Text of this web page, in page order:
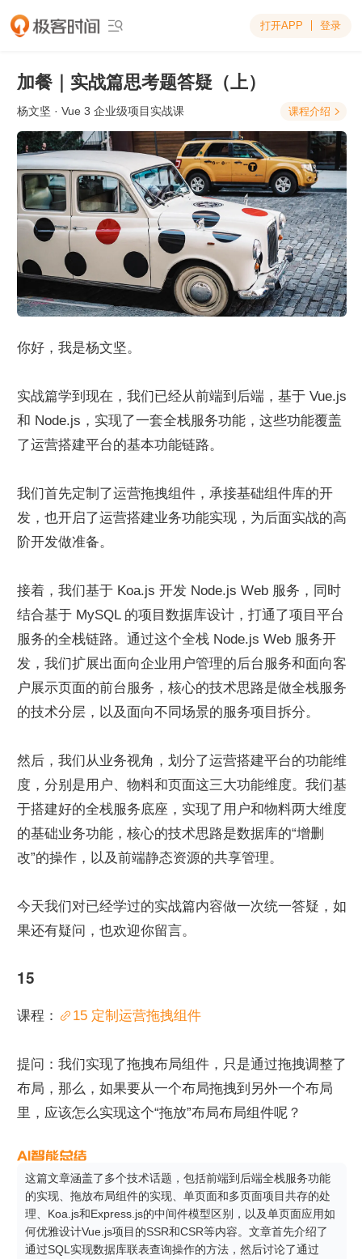
 打开APP 登录
加餐｜实战篇思考题答疑（上）
杨文坚 · Vue 3 企业级项目实战课 课程介绍 
你好，我是杨文坚。
实战篇学到现在，我们已经从前端到后端，基于 Vue.js
和 Node.js，实现了一套全栈服务功能，这些功能覆盖
了运营搭建平台的基本功能链路。
我们首先定制了运营拖拽组件，承接基础组件库的开
发，也开启了运营搭建业务功能实现，为后面实战的高
阶开发做准备。
接着，我们基于 Koa.js 开发 Node.js Web 服务，同时
结合基于 MySQL 的项目数据库设计，打通了项目平台
服务的全栈链路。通过这个全栈 Node.js Web 服务开
发，我们扩展出面向企业用户管理的后台服务和面向客
户展示页面的前台服务，核心的技术思路是做全栈服务
的技术分层，以及面向不同场景的服务项目拆分。
然后，我们从业务视角，划分了运营搭建平台的功能维
度，分别是用户、物料和页面这三大功能维度。我们基
于搭建好的全栈服务底座，实现了用户和物料两大维度
的基础业务功能，核心的技术思路是数据库的“增删
改”的操作，以及前端静态资源的共享管理。
今天我们对已经学过的实战篇内容做一次统一答疑，如
果还有疑问，也欢迎你留言。
15
课程： 15 定制运营拖拽组件
提问：我们实现了拖拽布局组件，只是通过拖拽调整了
布局，那么，如果要从一个布局拖拽到另外一个布局
里，应该怎么实现这个“拖放”布局布局组件呢？
这篇文章涵盖了多个技术话题，包括前端到后端全栈服务功能
的实现、拖放布局组件的实现、单页面和多页面项目共存的处
理、Koa.js和Express.js的中间件模型区别，以及单页面应用如
何优雅设计Vue.js项目的SSR和CSR等内容。文章首先介绍了
通过SQL实现数据库联表查询操作的方法，然后讨论了通过